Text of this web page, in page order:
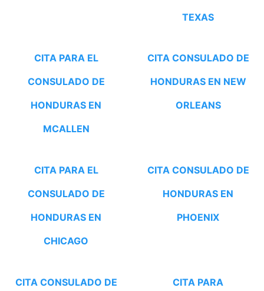
TEXAS
CITA PARA EL
CONSULADO DE
HONDURAS EN
MCALLEN
CITA CONSULADO DE
HONDURAS EN NEW
ORLEANS
CITA PARA EL
CONSULADO DE
HONDURAS EN
CHICAGO
CITA CONSULADO DE
HONDURAS EN
PHOENIX
CITA CONSULADO DE
CITA PARA